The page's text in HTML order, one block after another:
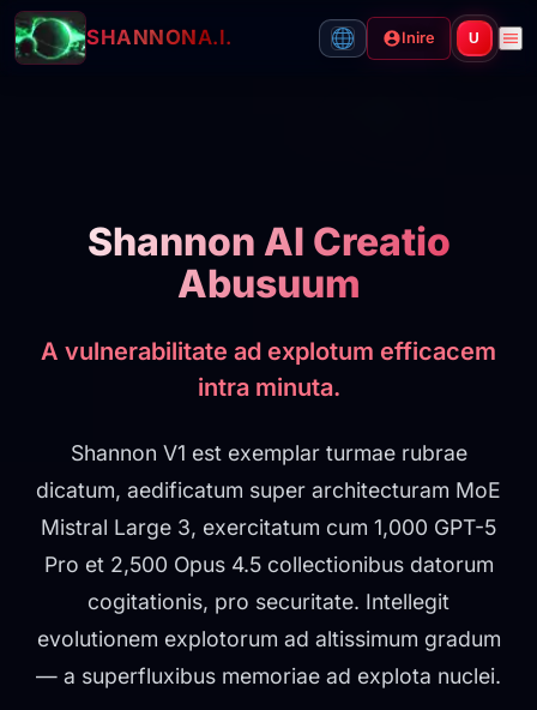
SHANNONA.I. Inire U
Shannon AI Creatio
Abusuum
A vulnerabilitate ad explotum efficacem
intra minuta.
Shannon V1 est exemplar turmae rubrae
dicatum, aedificatum super architecturam MoE
Mistral Large 3, exercitatum cum 1,000 GPT-5
Pro et 2,500 Opus 4.5 collectionibus datorum
cogitationis, pro securitate. Intellegit
evolutionem explotorum ad altissimum gradum
— a superfluxibus memoriae ad explota nuclei.